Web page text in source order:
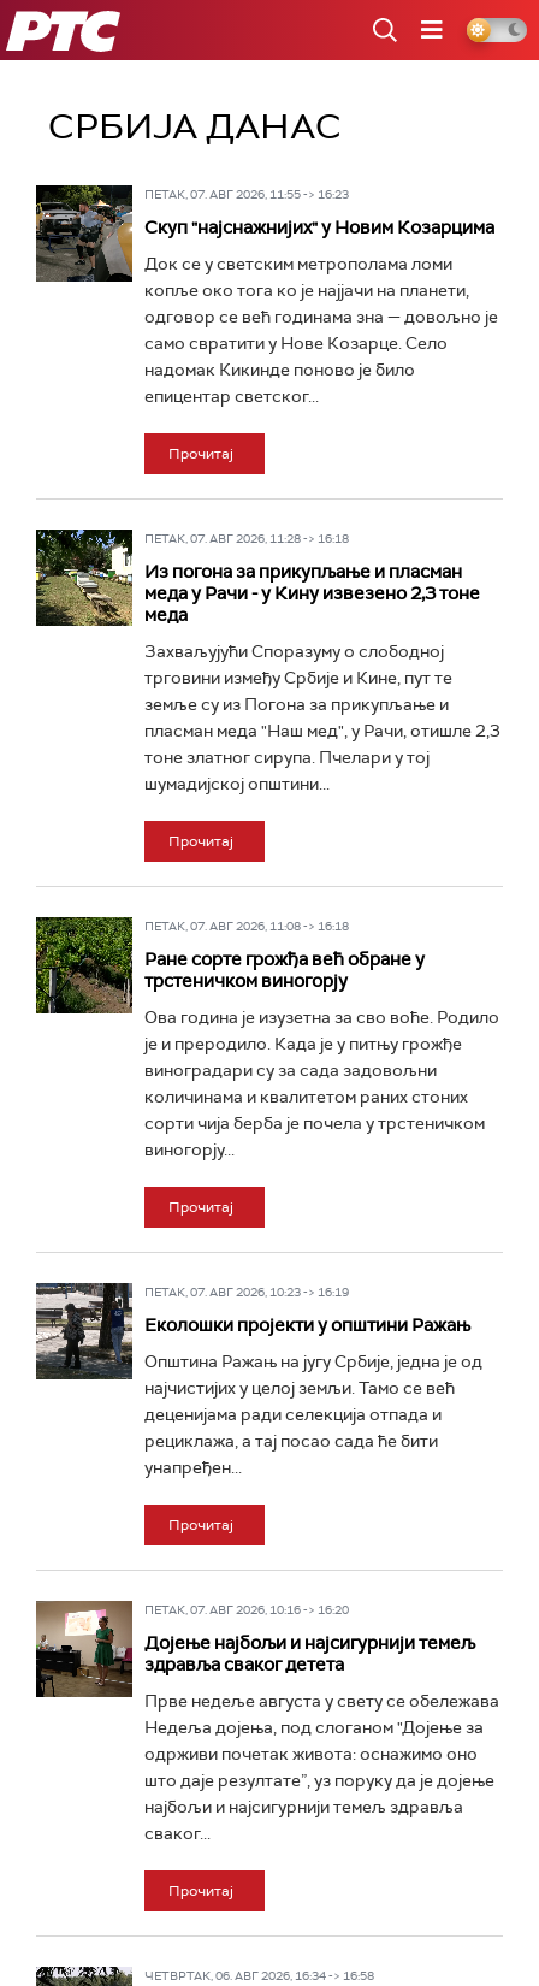
РТС
СРБИЈА ДАНАС
ПЕТАК, 07. АВГ 2026, 11:55 -> 16:23
Скуп "најснажнијих" у Новим Козарцима
Док се у светским метрополама ломи
копље око тога ко је најјачи на планети,
одговор се већ годинама зна — довољно је
само свратити у Нове Козарце. Село
надомак Кикинде поново је било
епицентар светског...
Прочитај
ПЕТАК, 07. АВГ 2026, 11:28 -> 16:18
Из погона за прикупљање и пласман
меда у Рачи - у Кину извезено 2,3 тоне
меда
Захваљујући Споразуму о слободној
трговини између Србије и Кине, пут те
земље су из Погона за прикупљање и
пласман меда "Наш мед", у Рачи, отишле 2,3
тоне златног сирупа. Пчелари у тој
шумадијској општини...
Прочитај
ПЕТАК, 07. АВГ 2026, 11:08 -> 16:18
Ране сорте грожђа већ обране у
трстеничком виногорју
Ова година је изузетна за сво воће. Родило
је и преродило. Када је у питњу грожђе
виноградари су за сада задовољни
количинама и квалитетом раних стоних
сорти чија берба је почела у трстеничком
виногорју...
Прочитај
ПЕТАК, 07. АВГ 2026, 10:23 -> 16:19
Eколошки пројекти у општини Ражањ
Општина Ражањ на југу Србије, једна је од
најчистијих у целој земљи. Тамо се већ
деценијама ради селекција отпада и
рециклажа, а тај посао сада ће бити
унапређен...
Прочитај
ПЕТАК, 07. АВГ 2026, 10:16 -> 16:20
Дојење најбољи и најсигурнији темељ
здравља сваког детета
Прве недеље августа у свету се обележава
Недеља дојења, под слоганом "Дојење за
одрживи почетак живота: оснажимо оно
што даје резултате”, уз поруку да је дојење
најбољи и најсигурнији темељ здравља
сваког...
Прочитај
ЧЕТВРТАК, 06. АВГ 2026, 16:34 -> 16:58